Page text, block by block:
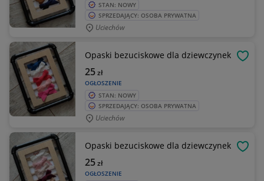
STAN: NOWY
SPRZEDAJĄCY: OSOBA PRYWATNA
Uciechów
Opaski bezuciskowe dla dziewczynek
OGŁOSZENIE
25zł
STAN: NOWY
SPRZEDAJĄCY: OSOBA PRYWATNA
Uciechów
Opaski bezuciskowe dla dziewczynek
OGŁOSZENIE
25zł